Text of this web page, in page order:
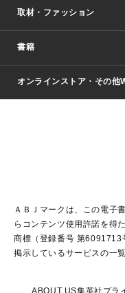
少年マンガ
Vジャンプ
ジャンプルーキー！
ジャンプTOON
S-MANGA
集英社ジャンプリミッ
週刊ヤングジャンプ
ウルトラジャンプ
リマコミ＋
マンガMeets
月刊オフィスユー
取材・ファッション
Seventeen
LEE
Marisol
芸能・情報・スポーツ
パラスポ＋！
書籍
文芸・文庫・総合
青春と読書
アジア人物史
集英社新書
集英社新書プラス
よみタイ
ライトノベル・ノベラ
集英社Webマガジン
集英社オレンジ文庫
シフォン文庫
集英社みらい文庫
S-KIDS.LAND
オンラインストア・その他
SHUEISHA MANGA-
HAPPY PLUS STORE
shueisha vox
EDITOR'S LAB
ＡＢＪマークは、この電子
らコンテンツ使用許諾を得
商標（登録番号 第6091713
掲示しているサービスの一
ABOUT US集英社プラ